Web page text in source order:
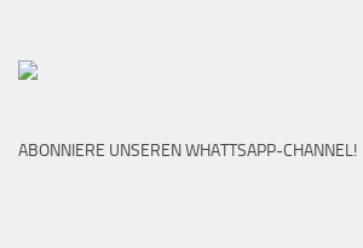
ABONNIERE UNSEREN WHATTSAPP-CHANNEL!